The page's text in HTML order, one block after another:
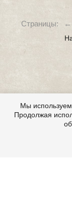
Страницы: ←
Мы
Продолжая